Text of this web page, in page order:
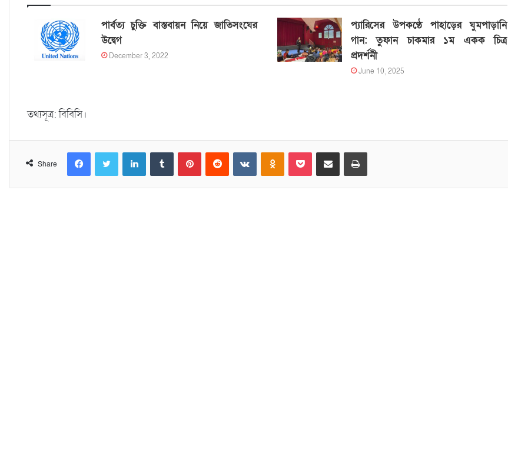
পার্বত্য চুক্তি বাস্তবায়ন নিয়ে জাতিসংঘের
উদ্বেগ
December 3, 2022
প্যারিসের উপকণ্ঠে পাহাড়ের ঘুমপাড়ানি
গান: তুফান চাকমার ১ম একক চিত্র
প্রদর্শনী
June 10, 2025
তথ্যসূত্র: বিবিসি।
Share